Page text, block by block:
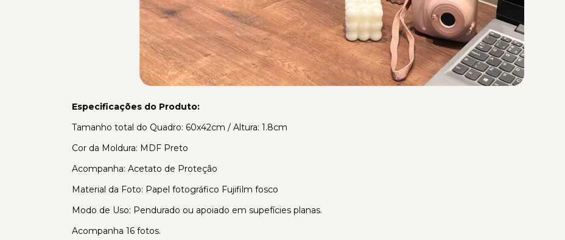
Especificações do Produto:
Tamanho total do Quadro: 60x42cm / Altura: 1.8cm
Cor da Moldura: MDF Preto
Acompanha: Acetato de Proteção
Material da Foto: Papel fotográfico Fujifilm fosco
Modo de Uso: Pendurado ou apoiado em supefícies planas.
Acompanha 16 fotos.